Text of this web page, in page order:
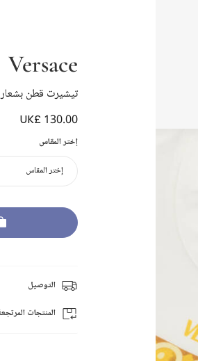
Versace
تيشيرت قطن
UK£ 130.00
إختر المقاس
إختر المقاس
التوصيل
المنتجات